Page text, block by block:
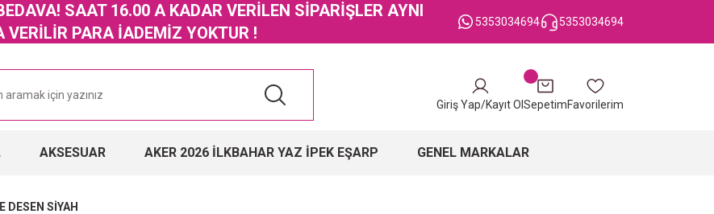
SAAT 16.00 A KADAR VERİLEN SİPARİŞLER AYNI
VERİLİR PARA İADEMİZ YOKTUR !
5353034694 5353034694
Giriş Yap/Kayıt Ol SepetimFavorilerim
AKSESUAR AKER 2026 İLKBAHAR YAZ İPEK EŞARP GENEL MARKALAR
DESEN SİYAH